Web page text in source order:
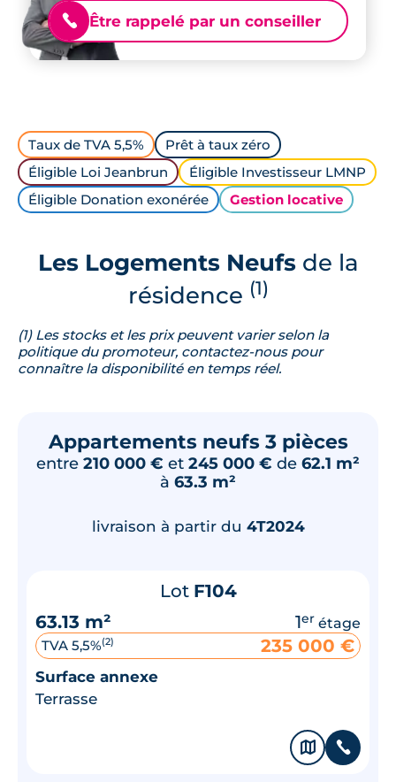
📞 Être rappelé par un conseiller
Taux de TVA 5,5%
Prêt à taux zéro
Éligible Loi Jeanbrun
Éligible Investisseur LMNP
Éligible Donation exonérée
Gestion locative
Les Logements Neufsde la
résidence (1)
(1) Les stocks et les prix peuvent varier selon la
politique du promoteur, contactez-nous pour
connaître la disponibilité en temps réel.
Appartements neufs 3 pièces
entre 210 000 € et 245 000 € de 62.1 m²
à 63.3 m²
livraison à partir du 4T2024
Lot F104
63.13 m²
1er étage
TVA 5,5%(2) 235 000 €
Surface annexe
Terrasse
🗞 📞